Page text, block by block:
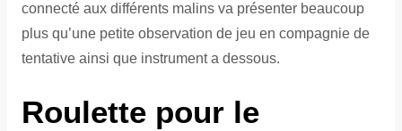
connecté aux différents malins va présenter beaucoup
plus qu’une petite observation de jeu en compagnie de
tentative ainsi que instrument a dessous.
Roulette pour le